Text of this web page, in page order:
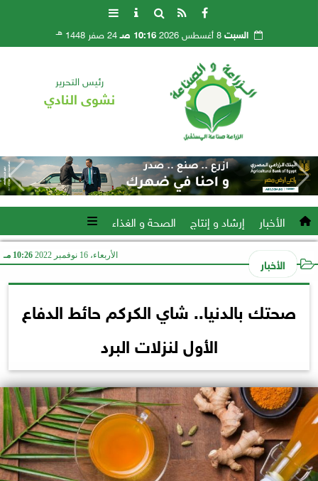
السبت8 أغسطس 2026 10:16 صـ 24 صفر 1448 هـ
رئيس التحرير
نشوى النادي
الأخبار إرشاد و إنتاج الصحة و الغذاء
الأخبار الأربعاء، 16 نوفمبر 2022 10:26 مـ
صحتك بالدنيا.. شاي الكركم حائط الدفاع
الأول لنزلات البرد